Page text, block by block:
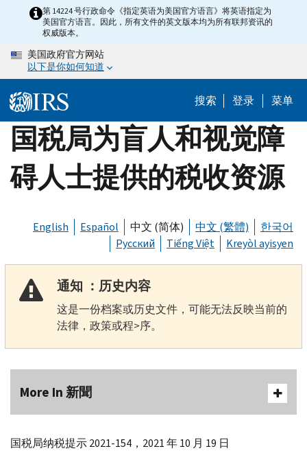
content
第 14224 号行政命令《指定英语为美国官方语言》将英语指定为
美国官方语言。因此，所有文件的英文版本均为所有联邦资讯的
权威版本。
美国政府官方网站
以下是你如何知道
搜索 登录 菜单
国税局为盲人和视觉障
碍人士提供的税收资源
English Español 中文 (简体) 中文 (繁體)
한국어
Русский
Tiếng Việt Kreyòl ayisyen
通知 ：历史内容
这是一份档案或历史文件，可能无法反映当前的
法律，政策或程>序。
More In 新聞
国税局纳税提示 2021-154，2021 年 10 月 19 日